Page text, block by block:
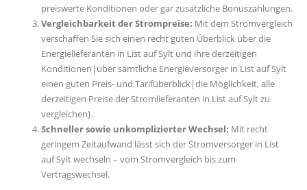
preiswerte Konditionen oder gar zusätzliche Bonuszahlungen.
Vergleichbarkeit der Strompreise: Mit dem Stromvergleich
verschaffen Sie sich einen recht guten Überblick über die
Energielieferanten in List auf Sylt und ihre derzeitigen
Konditionen|über sämtliche Energieversorger in List auf Sylt
einen guten Preis- und Tarifüberblick|die Möglichkeit, alle
derzeitigen Preise der Stromlieferanten in List auf Sylt zu
vergleichen}.
Schneller sowie unkomplizierter Wechsel: Mit recht
geringem Zeitaufwand lässt sich der Stromversorger in List
auf Sylt wechseln – vom Stromvergleich bis zum
Vertragswechsel.